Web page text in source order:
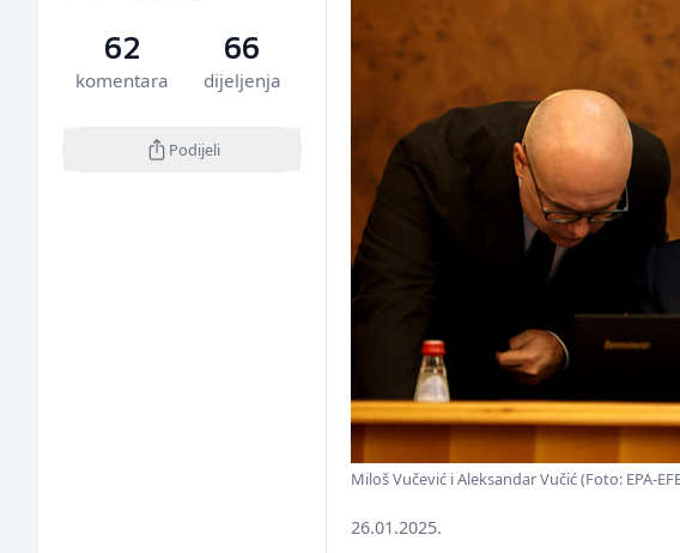
62
komentara
66
dijeljenja
Podijeli
Miloš Vučević i Aleksandar Vučić (Foto: EPA-
26.01.2025.